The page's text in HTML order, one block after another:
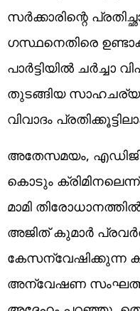
സർക്കാരിന്റെ
ഗസ്ഥനെതിരെ
പാർട്ടിയിൽ
തുടങ്ങിയ
വിവാദം
അതേസമയം,
കൊടും
മാമി
അജിത് കുമാർ
കേസന്വേഷിക്കുന്ന
അന്വേഷണ